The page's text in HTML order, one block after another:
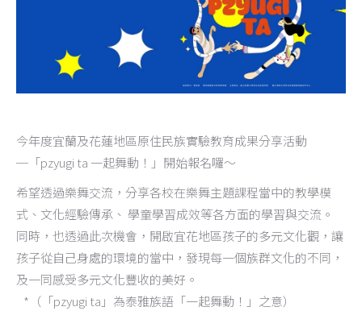
今年度宜蘭及花蓮地區原住民族實驗教育成果分享活動
─「pzyugi ta 一起舞動！」開始報名囉～
希望透過樂舞交流，分享各校在樂舞主題課程當中的教學模
式、文化經驗傳承、 學童學習成效等各方面的學習與交流。
同時，也透過此次機會，開啟宜花地區孩子的多元文化觀，讓
孩子從自己身處的環境的當中，發現每一個族群文化的不同，
及一同感受多元文化豐收的美好。
*（「pzyugi ta」為泰雅族語「一起舞動！」之意）